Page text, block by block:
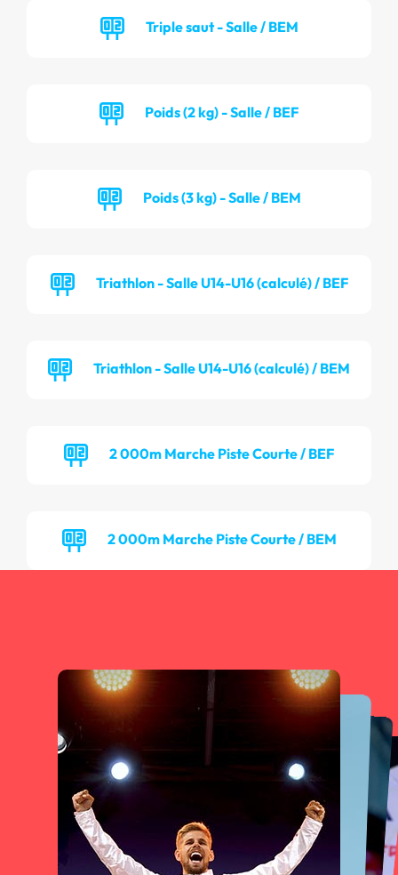
Triple saut - Salle / BEM
Poids (2 kg) - Salle / BEF
Poids (3 kg) - Salle / BEM
Triathlon - Salle U14-U16 (calculé) / BEF
Triathlon - Salle U14-U16 (calculé) / BEM
2 000m Marche Piste Courte / BEF
2 000m Marche Piste Courte / BEM